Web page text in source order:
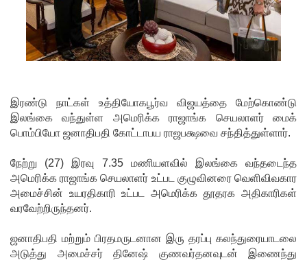
முன்மாதிரி
நாட்டை
உருவாக்கு
அரசாங்க
த்தின்
இலக்கு
சீரற்ற
வானிலை
ஆயிரத்தி
இரண்டு நாட்கள் உத்தியோகபூர்வ விஜயத்தை மேற்கொண்டு
இலங்கை வந்துள்ள அமெரிக்க ராஜாங்க செயலாளர் மைக்
பொம்பியோ ஜனாதிபதி கோட்டாபய ராஜபக்ஷவை சந்தித்துள்ளார்.
நேற்று (27) இரவு 7.35 மணியளவில் இலங்கை வந்தடைந்த
அமெரிக்க ராஜாங்க செயலாளர் உட்பட குழுவினரை வெளிவிவகார
அமைச்சின் உயரதிகாரி உட்பட அமெரிக்க தூதரக அதிகாரிகள்
வரவேற்றிருந்தனர்.
ஜனாதிபதி மற்றும் பிரதமருடனான இரு தரப்பு கலந்துரையாடலை
அடுத்து அமைச்சர் தினேஷ் குணவர்தனவுடன் இணைந்து